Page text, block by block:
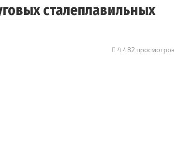
сталеплавильных
4 482 просмотров